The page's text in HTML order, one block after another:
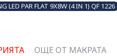
LED PAR FLAT 9X8W (4 IN 1) QF 1226
ОЩЕ ОТ МАКРАТА